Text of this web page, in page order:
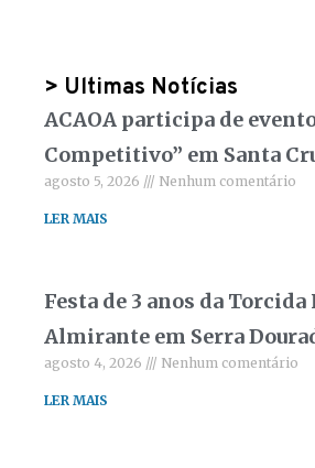
> Ultimas Notícias
ACAOA participa de
Competitivo” em Santa
agosto 5, 2026 Nenhum comentário
LER MAIS
Festa de 3 anos da Torcida
Almirante em Serra
agosto 4, 2026 Nenhum comentário
LER MAIS